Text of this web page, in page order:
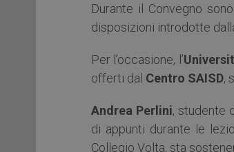
Durante il Convegno
disposizioni introdotte
Per l’occasione, l’
offerti dal Centro SAISD,
Andrea Perlini, studente
di appunti durante le
Collegio Volta, sta